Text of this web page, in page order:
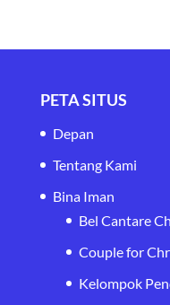
PETA SITUS
Depan
Tentang Kami
Bina Iman
Bel Cantare
Couple for
Kelompok